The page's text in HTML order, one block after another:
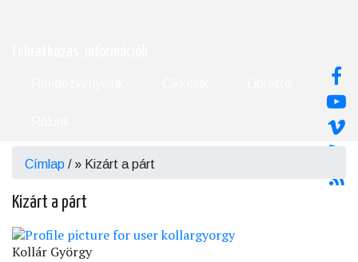
Morzsa
Címlap / Kizárt a párt
Kizárt a párt
Kollár György